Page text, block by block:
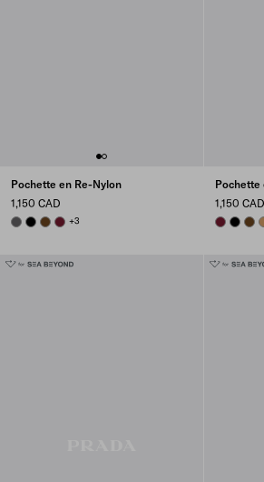
Pochette en Re-Nylon
1,150 CAD
MERCURY GRAY
BLACKBRANDY
BURGUNDY
+3
Pochette
1,150 CAD
BURGUNDY
BLACK